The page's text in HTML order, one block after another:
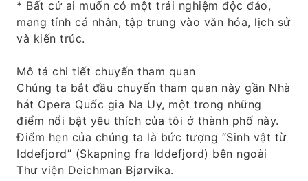
* Bất cứ ai muốn có một trải nghiệm độc đáo,
mang tính cá nhân, tập trung vào văn hóa, lịch sử
và kiến ​​trúc.
Mô tả chi tiết chuyến tham quan
Chúng ta bắt đầu chuyến tham quan này gần Nhà
hát Opera Quốc gia Na Uy, một trong những
điểm nổi bật yêu thích của tôi ở thành phố này.
Điểm hẹn của chúng ta là bức tượng “Sinh vật từ
Iddefjord” (Skapning fra Iddefjord) bên ngoài
Thư viện Deichman Bjørvika.